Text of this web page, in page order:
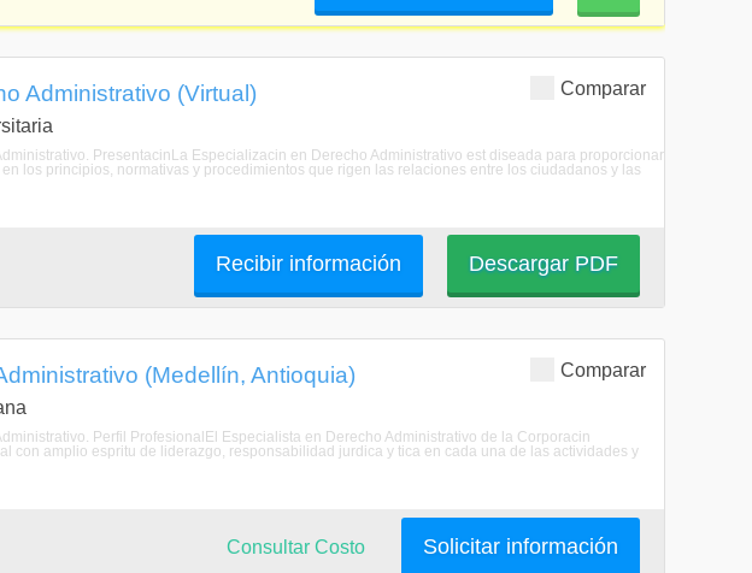
Comparar
Administrativo (Virtual)
PresentacinLa Especializacin en Derecho Administrativo est diseada para proporcionar
los principios, normativas y procedimientos que rigen las relaciones entre los ciudadanos y las
Descargar PDF
Recibir información
Comparar
(Medellín, Antioquia)
Perfil ProfesionalEl Especialista en Derecho Administrativo de la Corporacin
con amplio espritu de liderazgo, responsabilidad jurdica y tica en cada una de las actividades y
Solicitar información
Consultar Costo